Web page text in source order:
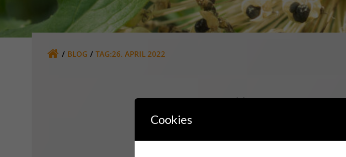
BLOG TAG:26. APRIL 2022
Aktuelles rund
Cookies